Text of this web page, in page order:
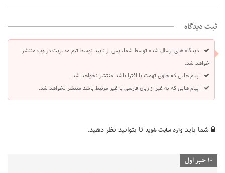
ثبت دیدگاه
دیدگاه های ارسال شده توسط شما، پس از تایید توسط تیم مدیریت در وب منتشر
خواهد شد.
پیام هایی که حاوی تهمت یا افترا باشد منتشر نخواهد شد.
پیام هایی که به غیر از زبان فارسی یا غیر مرتبط باشد منتشر نخواهد شد.
شما باید وارد سایت شوید تا بتوانید نظر دهید.
10 خبر اول